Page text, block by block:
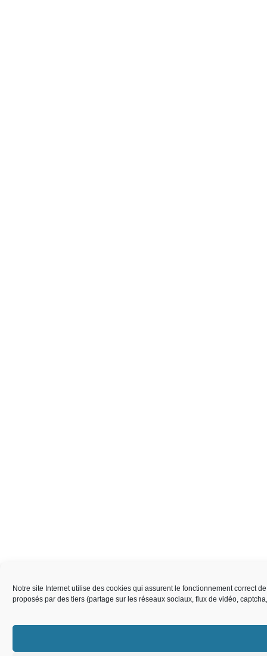
Notre site Internet utilise des cookies qui assurent le fonctionnement correct
proposés par des tiers (partage sur les réseaux sociaux, flux de vidéo,